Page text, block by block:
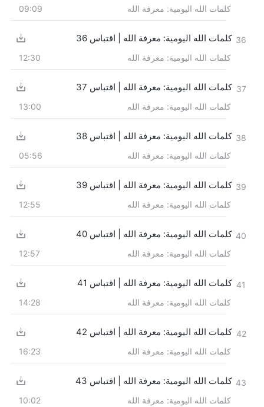
كلمات الله اليومية: معرفة الله 09:09
36 كلمات الله اليومية: معرفة الله | اقتباس 36
كلمات الله اليومية: معرفة الله 12:30
37 كلمات الله اليومية: معرفة الله | اقتباس 37
كلمات الله اليومية: معرفة الله 13:00
38 كلمات الله اليومية: معرفة الله | اقتباس 38
كلمات الله اليومية: معرفة الله 05:56
39 كلمات الله اليومية: معرفة الله | اقتباس 39
كلمات الله اليومية: معرفة الله 12:55
40 كلمات الله اليومية: معرفة الله | اقتباس 40
كلمات الله اليومية: معرفة الله 12:57
41 كلمات الله اليومية: معرفة الله | اقتباس 41
كلمات الله اليومية: معرفة الله 14:28
42 كلمات الله اليومية: معرفة الله | اقتباس 42
كلمات الله اليومية: معرفة الله 16:23
43 كلمات الله اليومية: معرفة الله | اقتباس 43
كلمات الله اليومية: معرفة الله 10:02